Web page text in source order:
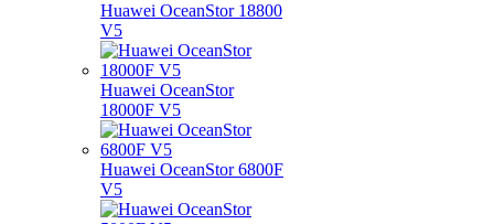
Huawei OceanStor 18800
V5
Huawei OceanStor
18000F V5
Huawei OceanStor 6800F
V5